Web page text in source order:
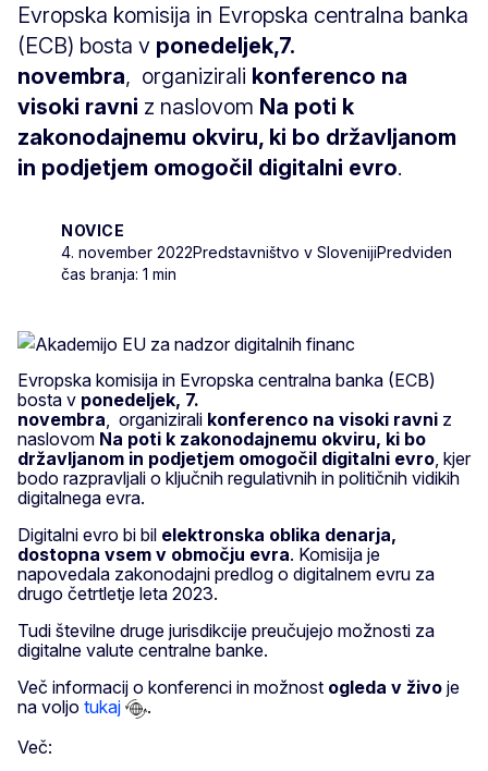
Evropska komisija in Evropska centralna banka
(ECB) bosta v ponedeljek,7.
novembra, organizirali konferenco na
visoki ravni z naslovom Na poti k
zakonodajnemu okviru, ki bo državljanom
in podjetjem omogočil digitalni evro.
NOVICE
4. november 2022Predstavništvo v SlovenijiPredviden
čas branja: 1 min
Evropska komisija in Evropska centralna banka (ECB)
bosta v ponedeljek, 7.
novembra , organizirali konferenco na visoki ravni z
naslovom Na poti k zakonodajnemu okviru, ki bo
državljanom in podjetjem omogočil digitalni evro , kjer
bodo razpravljali o ključnih regulativnih in političnih vidikih
digitalnega evra.
Digitalni evro bi bil elektronska oblika denarja,
dostopna vsem v območju evra. Komisija je
napovedala zakonodajni predlog o digitalnem evru za
drugo četrtletje leta 2023.
Tudi številne druge jurisdikcije preučujejo možnosti za
digitalne valute centralne banke.
Več informacij o konferenci in možnost ogleda v živo je
na voljo tukaj
.
Več: